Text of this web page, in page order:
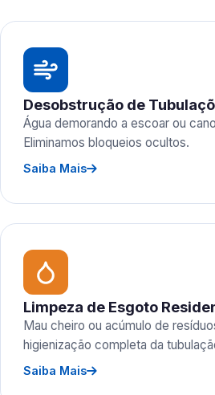
Desobstrução de
Água demorando a escoar ou
Eliminamos bloqueios ocultos.
Saiba Mais
Limpeza de Esgoto
Mau cheiro ou acúmulo de
higienização completa da
Saiba Mais